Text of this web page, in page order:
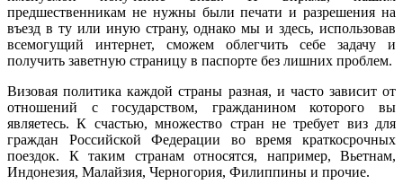
предшественникам не нужны были печати и разрешения на
въезд в ту или иную страну, однако мы и здесь, использовав
всемогущий интернет, сможем облегчить себе задачу и
получить заветную страницу в паспорте без лишних проблем.
Визовая политика каждой страны разная, и часто зависит от
отношений с государством, гражданином которого вы
являетесь. К счастью, множество стран не требует виз для
граждан Российской Федерации во время краткосрочных
поездок. К таким странам относятся, например, Вьетнам,
Индонезия, Малайзия, Черногория, Филиппины и прочие.